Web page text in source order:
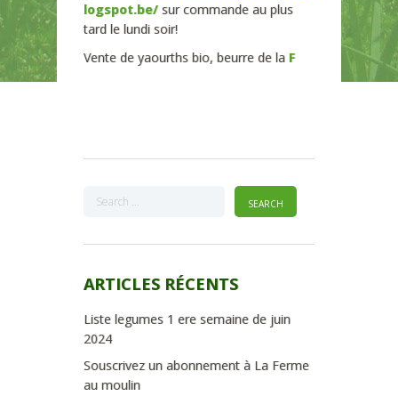
logspot.be/ sur commande au plus
tard le lundi soir!
Vente de yaourths bio, beurre de la F
ARTICLES RÉCENTS
Liste legumes 1 ere semaine de juin
2024
Souscrivez un abonnement à La Ferme
au moulin